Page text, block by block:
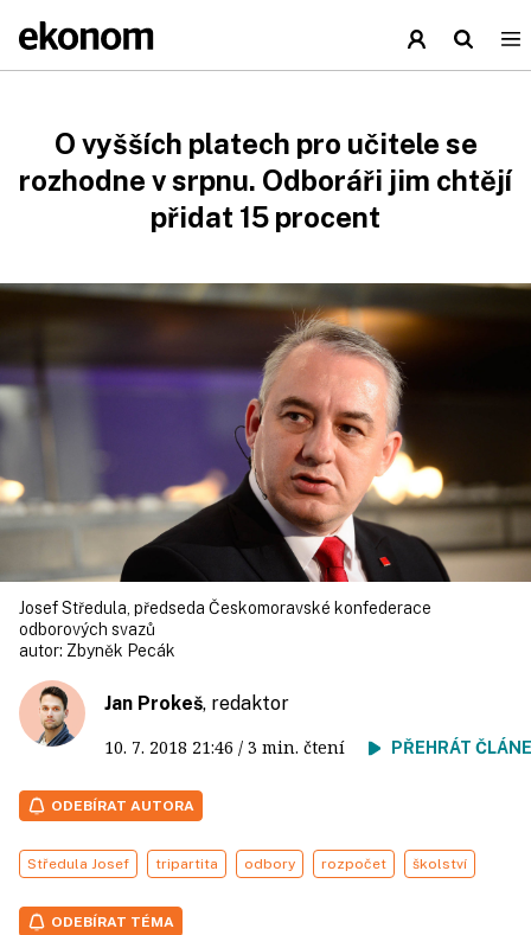
O vyšších platech pro učitele se
rozhodne v srpnu. Odboráři jim chtějí
přidat 15 procent
Josef Středula, předseda Českomoravské konfederace
odborových svazů
autor: Zbyněk Pecák
Jan Prokeš, redaktor
10. 7. 2018 21:46 / 3 min. čtení PŘEHRÁT
ODEBÍRAT AUTORA
Středula Josef tripartita odbory rozpočet školství
ODEBÍRAT TÉMA